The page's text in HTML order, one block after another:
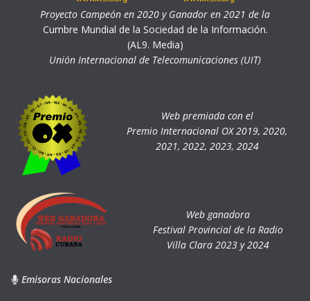
Proyecto Campeón en 2020 y Ganador en 2021 de la
Cumbre Mundial de la Sociedad de la Información.
(AL9. Media)
Unión Internacional de Telecomunicaciones (UIT)
Web premiada con el
Premio Internacional OX 2019, 2020,
2021, 2022, 2023, 2024
Web ganadora
Festival Provincial de la Radio
Villa Clara 2023 y 2024
Emisoras Nacionales